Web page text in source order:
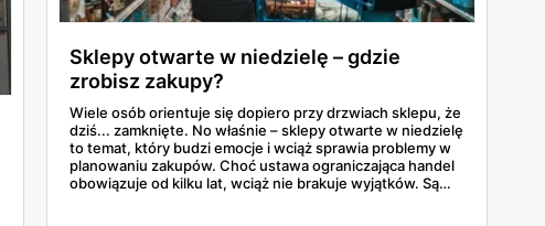
Sklepy otwarte w niedzielę – gdzie
zrobisz zakupy?
Wiele osób orientuje się dopiero przy drzwiach sklepu, że
dziś... zamknięte. No właśnie – sklepy otwarte w niedzielę
to temat, który budzi emocje i wciąż sprawia problemy w
planowaniu zakupów. Choć ustawa ograniczająca handel
obowiązuje od kilku lat, wciąż nie brakuje wyjątków. Są